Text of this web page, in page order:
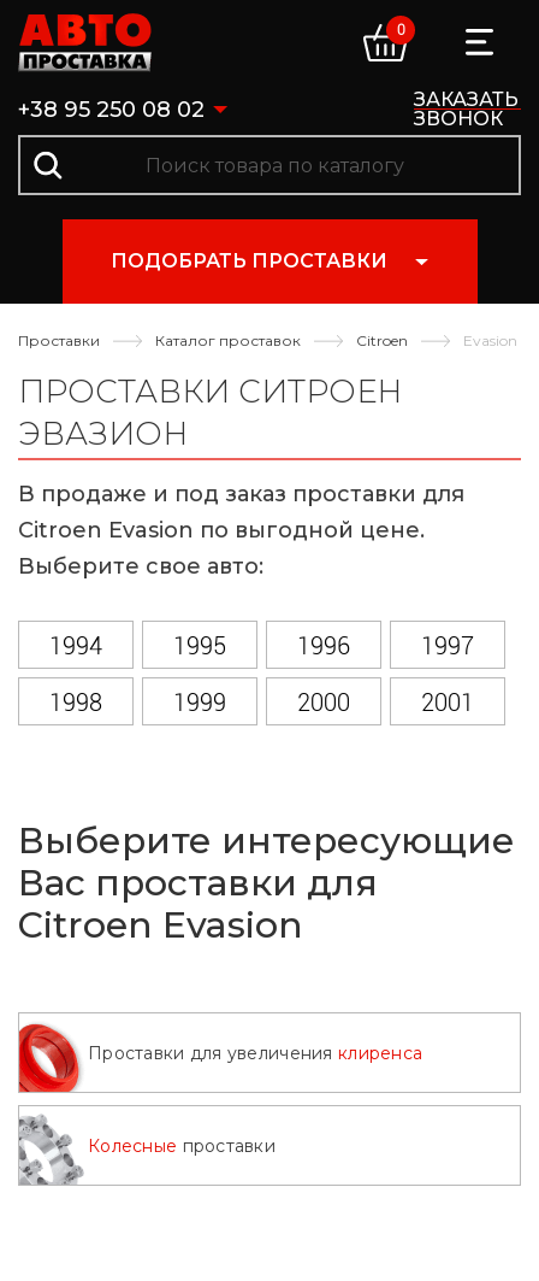
+38 95 250 08 02
ЗАКАЗАТЬ
ЗВОНОК
0
ПОДОБРАТЬ ПРОСТАВКИ
Проставки Каталог проставок Citroen Evasion
ПРОСТАВКИ СИТРОЕН
ЭВАЗИОН
В продаже и под заказ проставки для
Citroen Evasion по выгодной цене.
Выберите свое авто:
1994 1995 1996
1997
1998
1999 2000
2001
Выберите интересующие
Вас проставки для
Citroen Evasion
Проставки для увеличения клиренса
Колесные проставки